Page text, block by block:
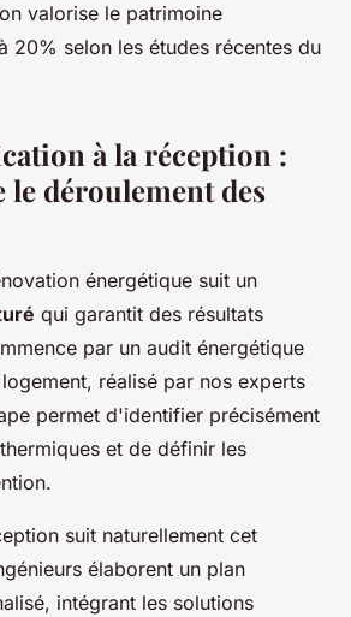
valorise le patrimoine
20% selon les études récentes du
à la réception :
le déroulement des
énergétique suit un
qui garantit des résultats
par un audit énergétique
réalisé par nos experts
permet d'identifier précisément
et de définir les
suit naturellement cet
élaborent un plan
intégrant les solutions